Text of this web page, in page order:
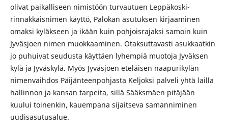
olivat paikalliseen nimistöön turvautuen Leppäkoski-
rinnakkaisnimen käyttö, Palokan asutuksen kirjaaminen
omaksi kyläkseen ja ikään kuin pohjoisrajaksi samoin kuin
Jyväsjoen nimen muokkaaminen. Otaksuttavasti asukkaatkin
jo puhuivat seudusta käyttäen lyhempiä muotoja Jyväksen
kylä ja Jyväskylä. Myös Jyväsjoen eteläisen naapurikylän
nimenvaihdos Päijänteenpohjasta Keljoksi palveli yhtä lailla
hallinnon ja kansan tarpeita, sillä Sääksmäen pitäjään
kuului toinenkin, kauempana sijaitseva samanniminen
uudisasutusalue.